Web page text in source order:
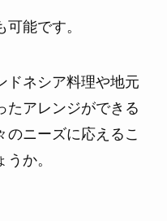
能です。
ドネシア料理や地元
たアレンジができる
のニーズに応えるこ
か。